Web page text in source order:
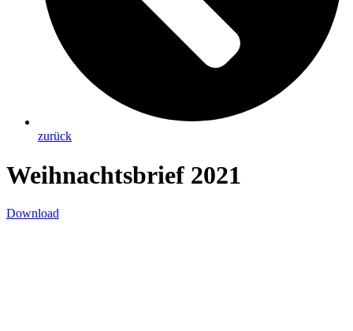
zurück
Weihnachtsbrief 2021
Download